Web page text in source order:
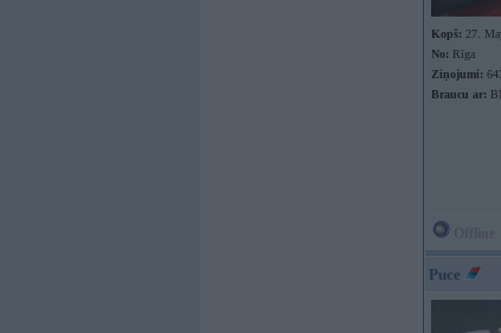
Kopš: 27.
No: Rīga
Ziņojumi:
Braucu ar:
Puce